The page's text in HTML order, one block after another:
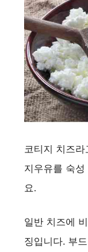
코티지 치즈
지우유를 숙
요.
일반 치즈에
징입니다. 부